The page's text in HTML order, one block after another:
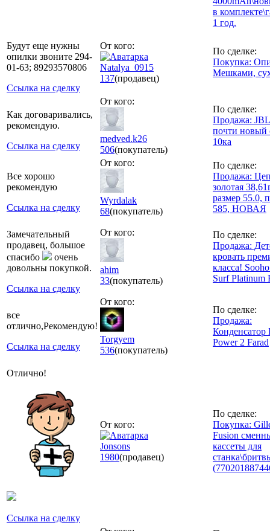
в
1 год.
Будут еще нужны
опилки звоните 294-
01-63; 89293570806
Ссылка на сделку
От кого:
Natalya_0915
137(продавец)
По сделке:
Покупка:
Мешками,
Как договаривались,
рекомендую.
Ссылка на сделку
От кого:
medved.k26
506(покупатель)
По сделке:
Продажа:
почти новый
10ка
Все хорошо
рекомендую
Ссылка на сделку
От кого:
Wyrdalak
68(покупатель)
По сделке:
Продажа:
золотая
размер 55.0,
585, НОВАЯ
Замечательный
продавец, большое
спасибо
очень
довольны покупкой.
Ссылка на сделку
От кого:
ahim
33(покупатель)
По сделке:
Продажа:
кровать
класса!
Surf Platinum
все
отлично,Рекомендую!
Ссылка на сделку
От кого:
Torgyem
536(покупатель)
По сделке:
Продажа:
Конденсатор
Power 2 Farad
Отлично!
Ссылка на сделку
От кого:
Jonsons
1980(продавец)
По сделке:
Покупка:
Fusion
кассеты для